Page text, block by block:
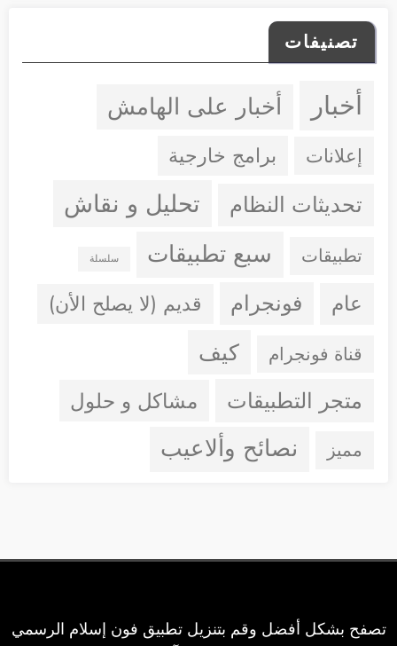
تصنيفات
أخبار أخبار على الهامش
إعلانات برامج خارجية
تحديثات النظام تحليل و نقاش
تطبيقات سبع تطبيقات سلسلة
عام فونجرام قديم (لا يصلح الأن)
قناة فونجرام كيف
متجر التطبيقات مشاكل و حلول
مميز نصائح وألاعيب
تصفح بشكل أفضل وقم بتنزيل تطبيق فون إسلام الرسمي